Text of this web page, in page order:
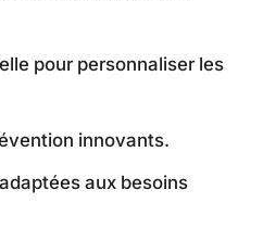
pour personnaliser les
innovants.
aux besoins